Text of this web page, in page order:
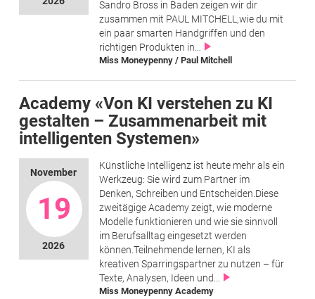
Sandro Bross in Baden zeigen wir dir
zusammen mit PAUL MITCHELL,wie du mit
ein paar smarten Handgriffen und den
richtigen Produkten in…
Miss Moneypenny / Paul Mitchell
Academy «Von KI verstehen zu KI
gestalten – Zusammenarbeit mit
intelligenten Systemen»
November
19
2026
Künstliche Intelligenz ist heute mehr als ein
Werkzeug: Sie wird zum Partner im
Denken, Schreiben und Entscheiden.Diese
zweitägige Academy zeigt, wie moderne
Modelle funktionieren und wie sie sinnvoll
im Berufsalltag eingesetzt werden
können.Teilnehmende lernen, KI als
kreativen Sparringspartner zu nutzen – für
Texte, Analysen, Ideen und…
Miss Moneypenny Academy